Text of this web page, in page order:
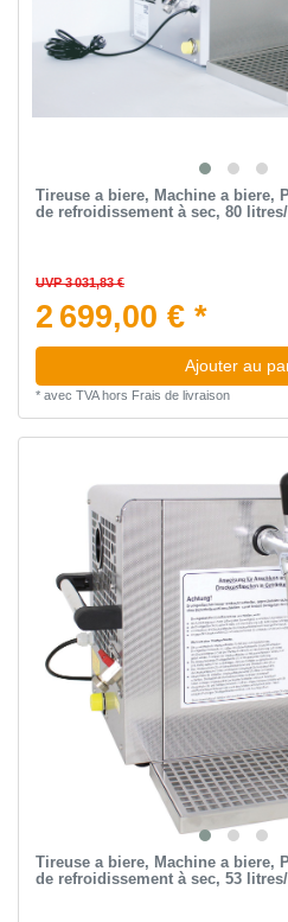
Tireuse a biere, Machine a biere,
de refroidissement à sec, 80
UVP 3 031,83 €
2 699,00 € *
Ajouter au
* avec TVAhors Frais de livraison
Tireuse a biere, Machine a biere,
de refroidissement à sec, 53